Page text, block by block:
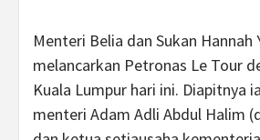
Menteri Belia dan Sukan Hannah
melancarkan Petronas Le Tour
Kuala Lumpur hari ini. Diapitnya
menteri Adam Adli Abdul Halim